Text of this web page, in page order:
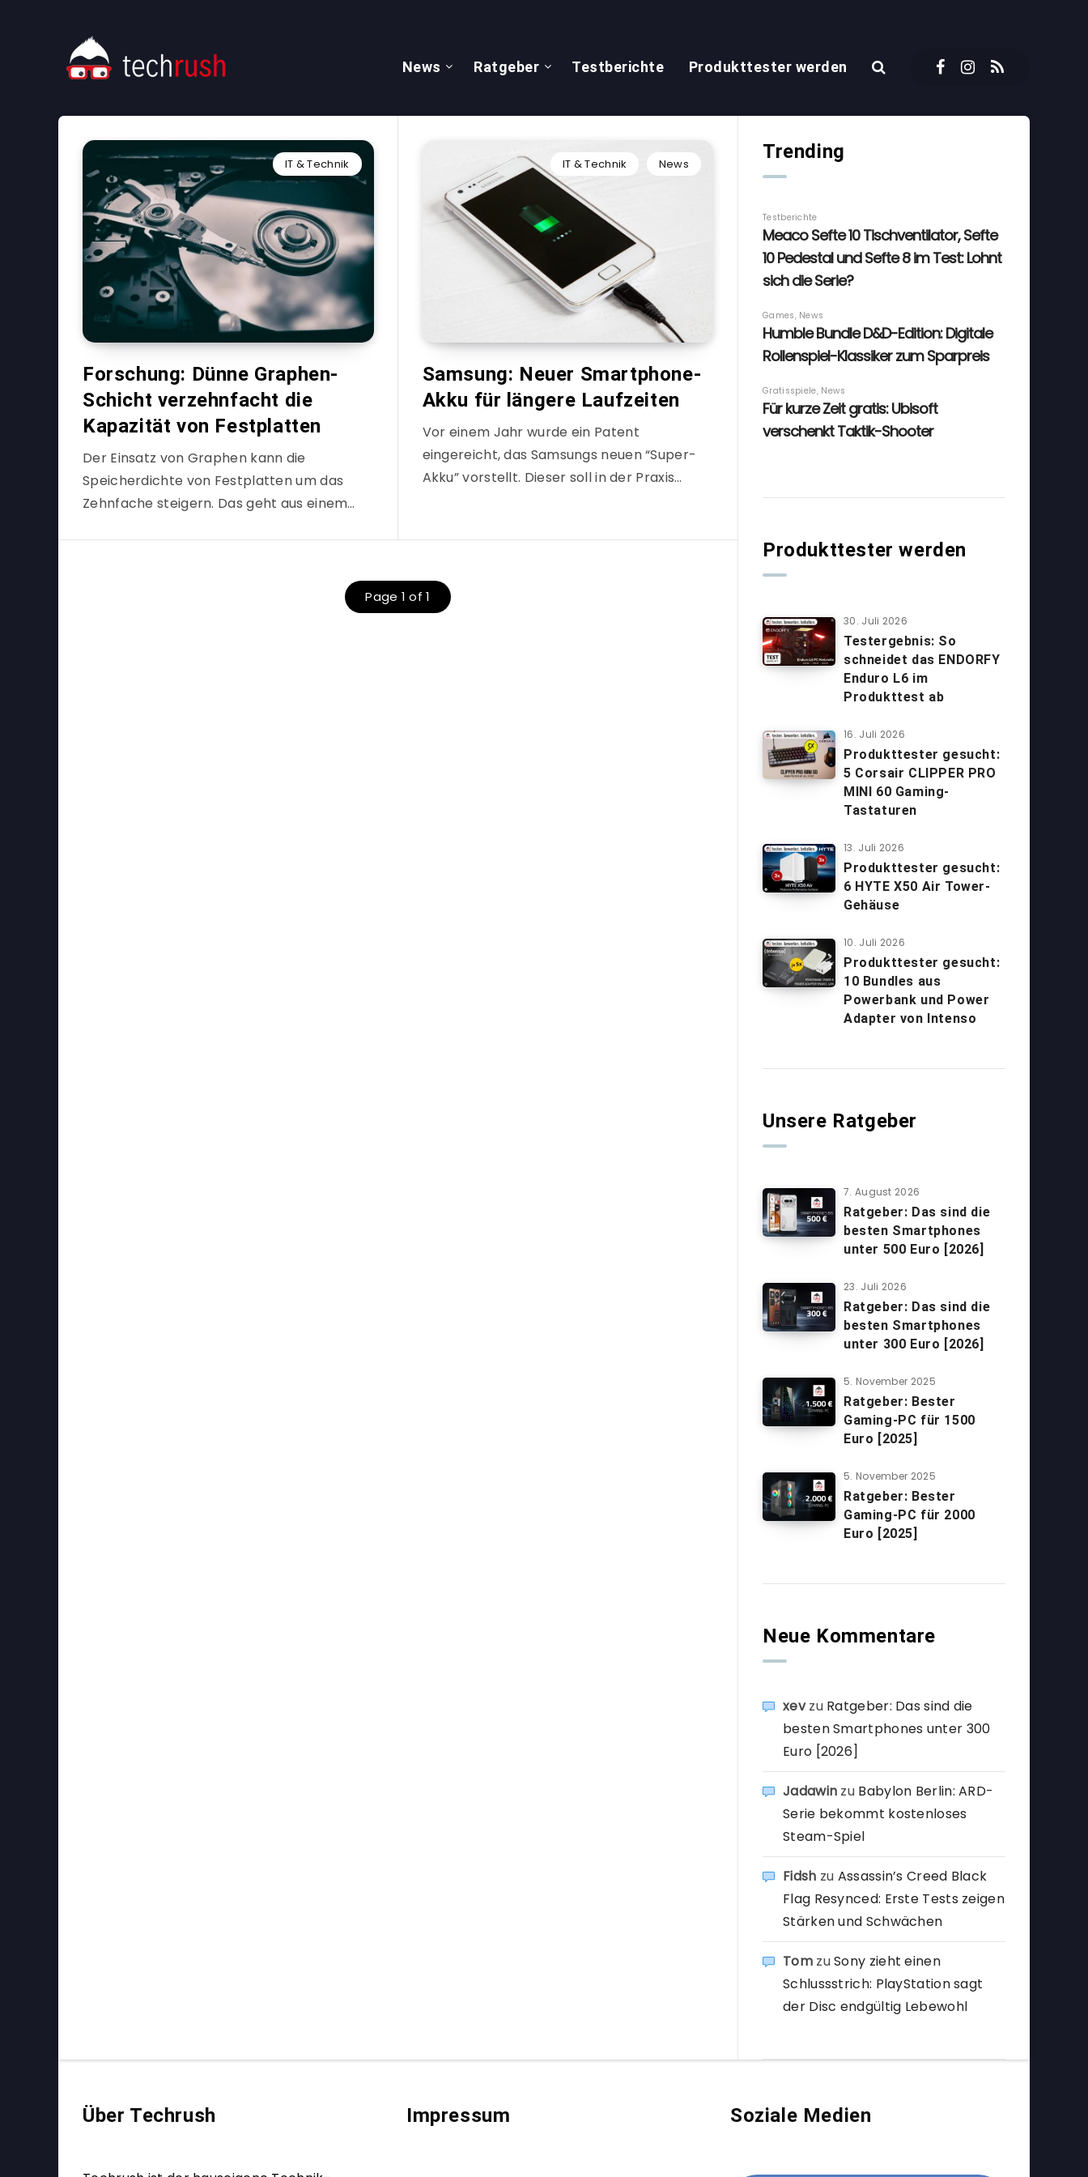
News Ratgeber Testberichte Produkttester werden
IT & Technik
Forschung: Dünne Graphen-
Schicht verzehnfacht die
Kapazität von Festplatten
Der Einsatz von Graphen kann die
Speicherdichte von Festplatten um das
Zehnfache steigern. Das geht aus einem…
IT & Technik News
Samsung: Neuer Smartphone-
Akku für längere Laufzeiten
Vor einem Jahr wurde ein Patent
eingereicht, das Samsungs neuen “Super-
Akku” vorstellt. Dieser soll in der Praxis…
Page 1 of 1
Trending
Produkttester werden
30. Juli 2026
Testergebnis: So
schneidet das ENDORFY
Enduro L6 im
Produkttest ab
16. Juli 2026
Produkttester gesucht:
5 Corsair CLIPPER PRO
MINI 60 Gaming-
Tastaturen
13. Juli 2026
Produkttester gesucht:
6 HYTE X50 Air Tower-
Gehäuse
10. Juli 2026
Produkttester gesucht:
10 Bundles aus
Powerbank und Power
Adapter von Intenso
Unsere Ratgeber
7. August 2026
Ratgeber: Das sind die
besten Smartphones
unter 500 Euro [2026]
23. Juli 2026
Ratgeber: Das sind die
besten Smartphones
unter 300 Euro [2026]
5. November 2025
Ratgeber: Bester
Gaming-PC für 1500
Euro [2025]
5. November 2025
Ratgeber: Bester
Gaming-PC für 2000
Euro [2025]
Neue Kommentare
xevzu Ratgeber: Das sind die
besten Smartphones unter 300
Euro [2026]
Jadawin zu Babylon Berlin: ARD-
Serie bekommt kostenloses
Steam-Spiel
Fidsh zu Assassin’s Creed Black
Flag Resynced: Erste Tests zeigen
Stärken und Schwächen
TomzuSony zieht einen
Schlussstrich: PlayStation sagt
der Disc endgültig Lebewohl
Über Techrush Impressum Soziale Medien